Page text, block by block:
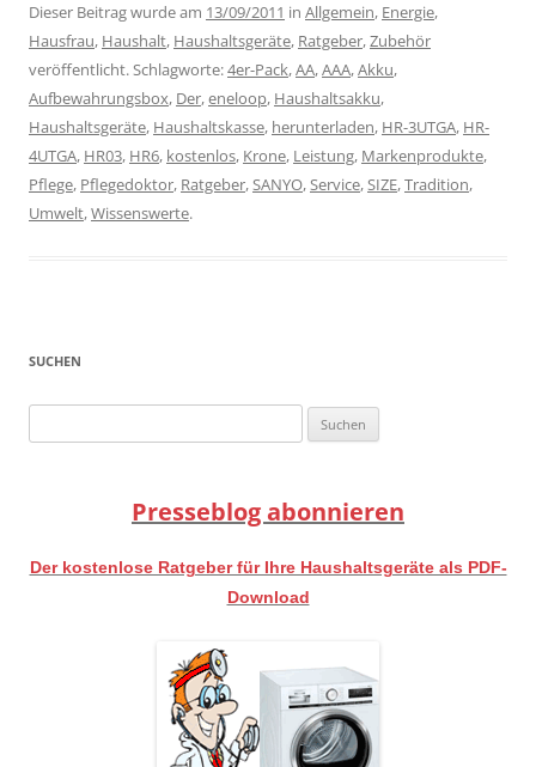
Dieser Beitrag wurde am 13/09/2011 in Allgemein, Energie,
Hausfrau, Haushalt, Haushaltsgeräte, Ratgeber,Zubehör
veröffentlicht. Schlagworte:4er-Pack,AA,AAA,Akku,
Aufbewahrungsbox, Der,eneloop, Haushaltsakku,
Haushaltsgeräte, Haushaltskasse, herunterladen, HR-3UTGA, HR-
4UTGA, HR03, HR6, kostenlos, Krone, Leistung, Markenprodukte,
Pflege, Pflegedoktor, Ratgeber,SANYO,Service,SIZE,Tradition,
Umwelt,Wissenswerte.
SUCHEN
nach:
Presseblog abonnieren
Der kostenlose Ratgeber für Ihre Haushaltsgeräte als PDF-
Download